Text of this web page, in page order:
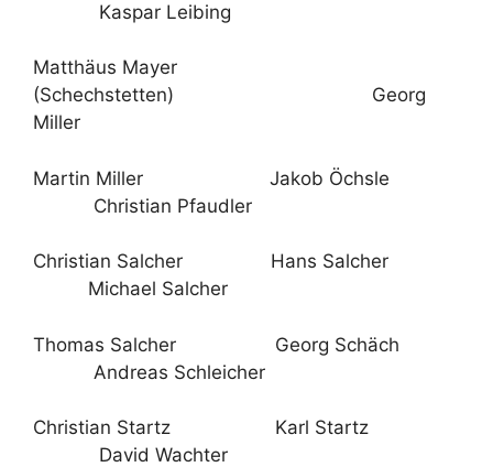
Kaspar Leibing
Matthäus Mayer
(Schechstetten) Georg
Miller
Martin Miller Jakob Öchsle
Christian Pfaudler
Christian Salcher Hans Salcher
Michael Salcher
Thomas Salcher Georg Schäch
Andreas Schleicher
Christian Startz Karl Startz
David Wachter